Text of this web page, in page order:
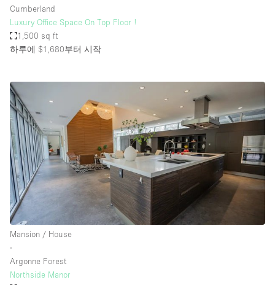
Cumberland
Luxury Office Space On Top Floor !
1,500 sq ft
하루에 $1,680부터 시작
Mansion / House
∙
Argonne Forest
Northside Manor